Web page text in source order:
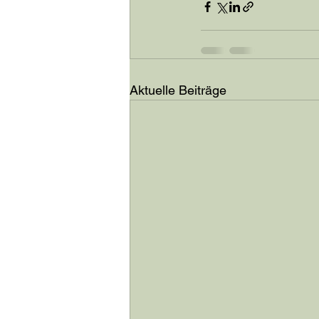
Aktuelle Beiträge